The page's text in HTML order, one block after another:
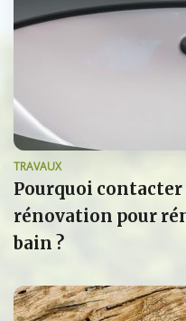
TRAVAUX
Pourquoi contacter
rénovation pour
bain ?